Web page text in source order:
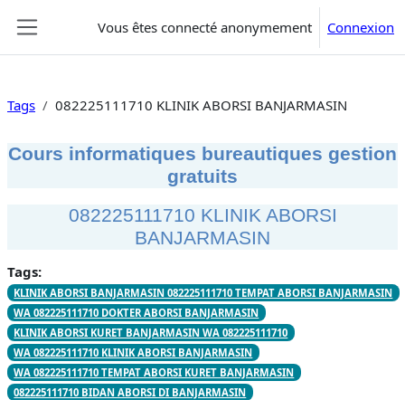
Vous êtes connecté anonymement Connexion
Tags 082225111710 KLINIK ABORSI BANJARMASIN
Cours informatiques bureautiques gestion
gratuits
082225111710 KLINIK ABORSI
BANJARMASIN
Tags:
KLINIK ABORSI BANJARMASIN 082225111710 TEMPAT ABORSI BANJARMASIN
WA 082225111710 DOKTER ABORSI BANJARMASIN
KLINIK ABORSI KURET BANJARMASIN WA 082225111710
WA 082225111710 KLINIK ABORSI BANJARMASIN
WA 082225111710 TEMPAT ABORSI KURET BANJARMASIN
082225111710 BIDAN ABORSI DI BANJARMASIN